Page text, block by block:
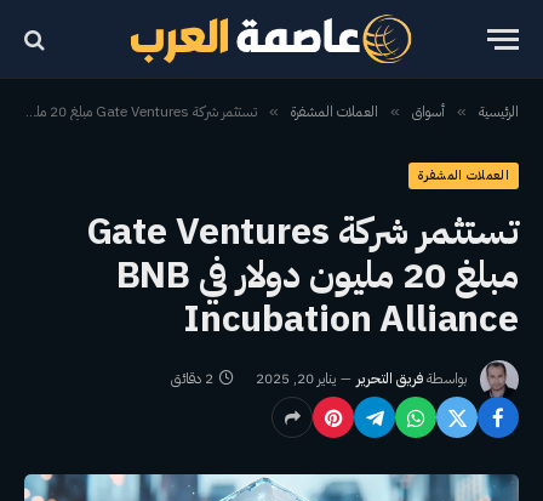
الرئيسية » أسواق » العملات المشفرة » تستثمر شركة Gate Ventures مبلغ 20 مليون دولار في BNB Incubation Alliance
العملات المشفرة
تستثمر شركة Gate Ventures
مبلغ 20 مليون دولار في BNB
Incubation Alliance
بواسطةفريق التحرير يناير 20, 2025 2 دقائق